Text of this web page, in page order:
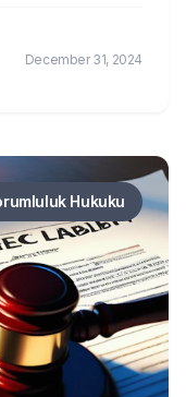
December 31, 2024
Hukuku